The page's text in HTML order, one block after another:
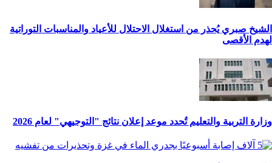
الشيخ صبري يُحذر من استغلال الاحتلال للأعياد والمناسبات التوراتية
لهدم الأقصى
وزارة التربية والتعليم تُحدد موعد إعلان نتائج "التوجيهي" لعام 2026